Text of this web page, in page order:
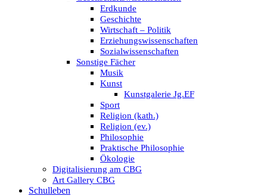
Erdkunde
Geschichte
Wirtschaft – Politik
Erziehungswissenschaften
Sozialwissenschaften
Sonstige Fächer
Musik
Kunst
Kunstgalerie Jg.EF
Sport
Religion (kath.)
Religion (ev.)
Philosophie
Praktische Philosophie
Ökologie
Digitalisierung am CBG
Art Gallery CBG
Schulleben